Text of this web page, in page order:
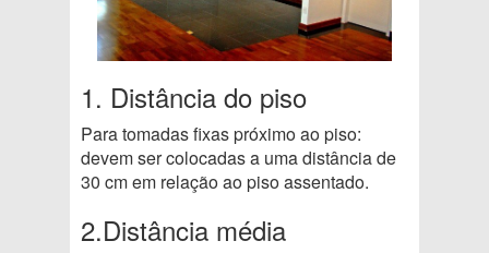
1. Distância do piso
Para tomadas fixas próximo ao piso:
devem ser colocadas a uma distância de
30 cm em relação ao piso assentado.
2.Distância média